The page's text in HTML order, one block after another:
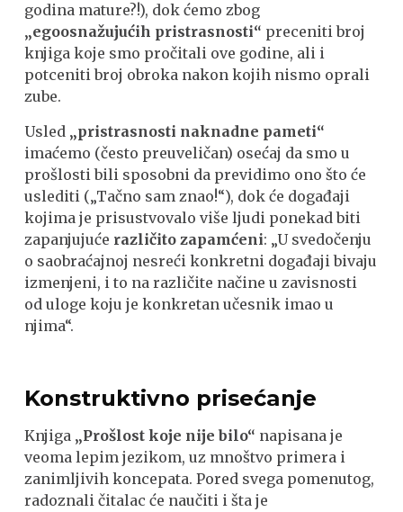
godina mature?!), dok ćemo zbog
„egoosnažujućih pristrasnosti“ preceniti broj
knjiga koje smo pročitali ove godine, ali i
potceniti broj obroka nakon kojih nismo oprali
zube.
Usled „pristrasnosti naknadne pameti“
imaćemo (često preuveličan) osećaj da smo u
prošlosti bili sposobni da previdimo ono što će
uslediti („Tačno sam znao!“), dok će događaji
kojima je prisustvovalo više ljudi ponekad biti
zapanjujuće različito zapamćeni: „U svedočenju
o saobraćajnoj nesreći konkretni događaji bivaju
izmenjeni, i to na različite načine u zavisnosti
od uloge koju je konkretan učesnik imao u
njima“.
Konstruktivno prisećanje
Knjiga „Prošlost koje nije bilo“ napisana je
veoma lepim jezikom, uz mnoštvo primera i
zanimljivih koncepata. Pored svega pomenutog,
radoznali čitalac će naučiti i šta je